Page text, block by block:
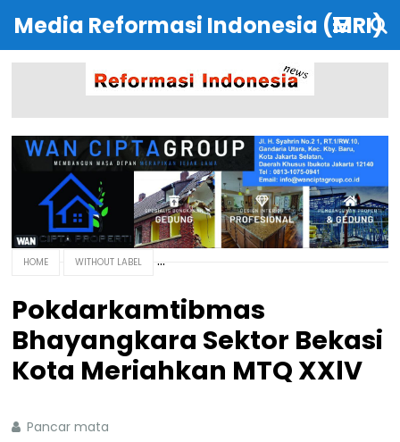
Media Reformasi Indonesia (MRI)
HOME WITHOUT LABEL
Pokdarkamtibmas
Bhayangkara Sektor Bekasi
Kota Meriahkan MTQ XXlV
Pancar mata